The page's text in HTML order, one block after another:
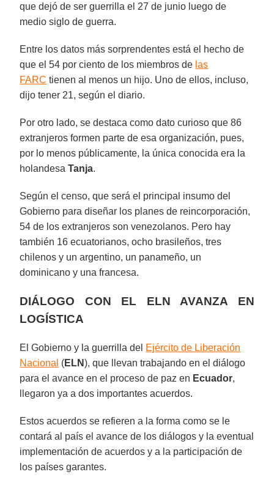
que dejó de ser guerrilla el 27 de junio luego de
medio siglo de guerra.
Entre los datos más sorprendentes está el hecho de
que el 54 por ciento de los miembros de las
FARC tienen al menos un hijo. Uno de ellos, incluso,
dijo tener 21, según el diario.
Por otro lado, se destaca como dato curioso que 86
extranjeros formen parte de esa organización, pues,
por lo menos públicamente, la única conocida era la
holandesaTanja.
Según el censo, que será el principal insumo del
Gobierno para diseñar los planes de reincorporación,
54 de los extranjeros son venezolanos. Pero hay
también 16 ecuatorianos, ocho brasileños, tres
chilenos y un argentino, un panameño, un
dominicano y una francesa.
DIÁLOGO CON EL ELN AVANZA EN
LOGÍSTICA
El Gobierno y la guerrilla del Ejército de Liberación
Nacional (ELN), que llevan trabajando en el diálogo
para el avance en el proceso de paz en Ecuador,
llegaron ya a dos importantes acuerdos.
Estos acuerdos se refieren a la forma como se le
contará al país el avance de los diálogos y la eventual
implementación de acuerdos y a la participación de
los países garantes.